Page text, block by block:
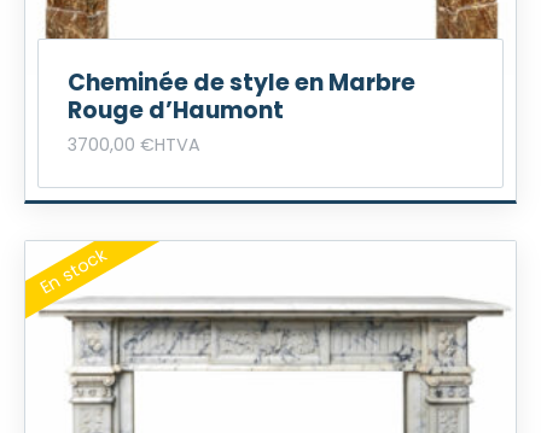
Cheminée de style en Marbre
Rouge d’Haumont
3700,00 €HTVA